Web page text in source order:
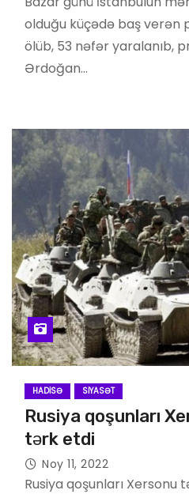
olduğu küçədə baş verən
ölüb, 53 nəfər yaralanıb,
Ərdoğan…
HADISƏ SIYASƏT
Rusiya qoşunları
tərk etdi
Noy 11, 2022
Rusiya qoşunları